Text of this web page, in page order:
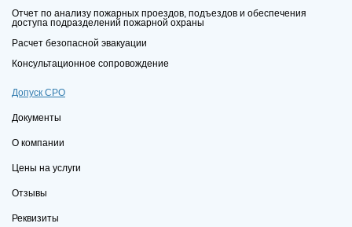
Отчет по анализу пожарных проездов, подъездов и обеспечения
доступа подразделений пожарной охраны
Расчет безопасной эвакуации
Консультационное сопровождение
Допуск СРО
Документы
О компании
Цены на услуги
Отзывы
Реквизиты